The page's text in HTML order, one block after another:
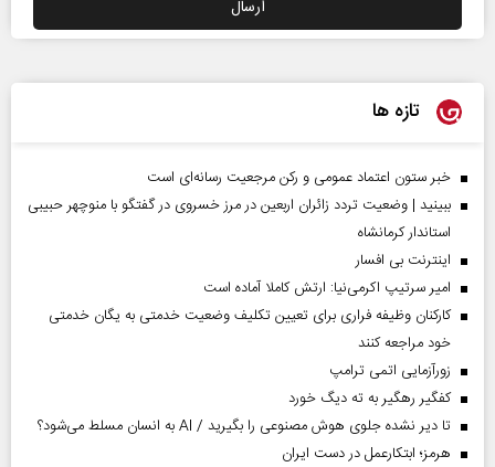
تازه ها
خبر ستون اعتماد عمومی و رکن مرجعیت رسانه‌ای است
ببینید | وضعیت تردد زائران اربعین در مرز خسروی در گفتگو با منوچهر حبیبی
استاندار کرمانشاه
اینترنت بی افسار
امیر سرتیپ اکرمی‌نیا: ارتش کاملا آماده است
کارکنان وظیفه فراری برای تعیین تکلیف وضعیت خدمتی به یگان خدمتی
خود مراجعه کنند
زورآزمایی اتمی ترامپ
کفگیر رهگیر به ته دیگ خورد
تا دیر نشده جلوی هوش مصنوعی را بگیرید / AI به انسان مسلط می‌شود؟
هرمز؛ ابتکارعمل در دست ایران